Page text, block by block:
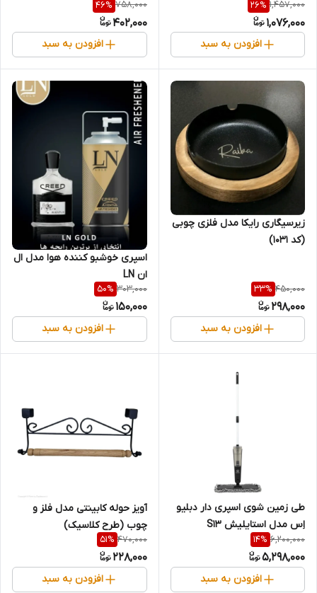
1,457,000
26%
1,076,000
افزودن به سبد
758,000
46%
402,000
افزودن به سبد
زیرسیگاری رایکا مدل فلزی چوبی
(کد 1031)
450,000
33%
298,000
افزودن به سبد
اسپری خوشبو کننده هوا مدل ال
ان LN
303,000
50%
150,000
افزودن به سبد
طی زمین شوی اسپری دار دبلیو
اِس مدل استایلیش S13
6,200,000
14%
5,298,000
افزودن به سبد
آویز حوله کابینتی مدل فلز و
چوب (طرح کلاسیک)
470,000
51%
228,000
افزودن به سبد